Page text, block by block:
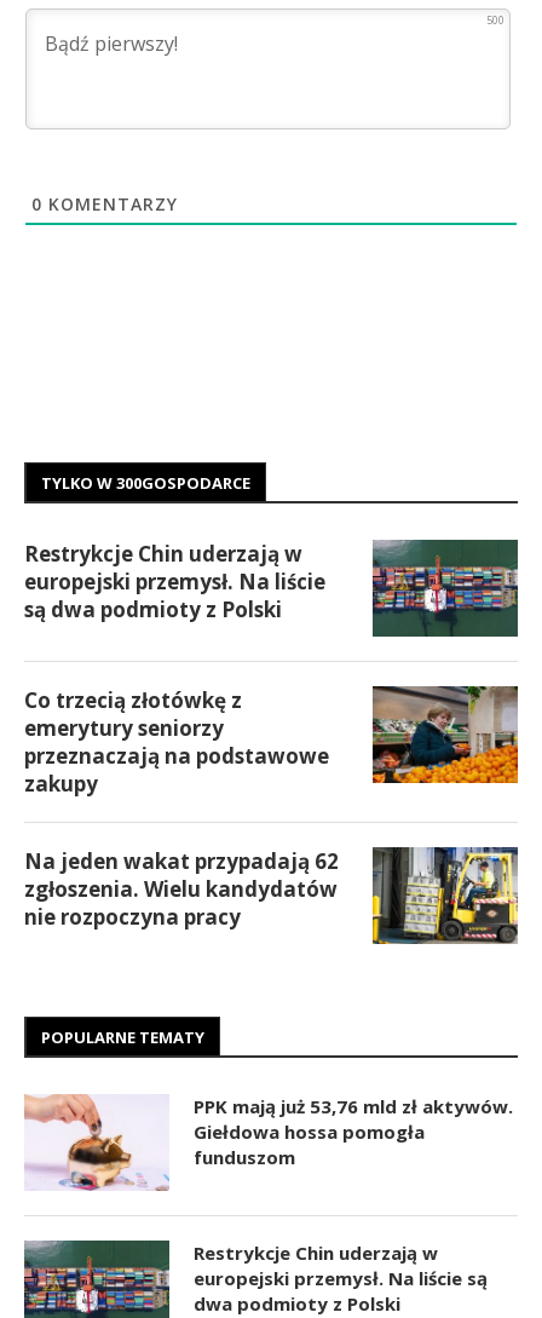
500
0 KOMENTARZY
TYLKO W 300GOSPODARCE
Restrykcje Chin uderzają w
europejski przemysł. Na liście
są dwa podmioty z Polski
Co trzecią złotówkę z
emerytury seniorzy
przeznaczają na podstawowe
zakupy
Na jeden wakat przypadają 62
zgłoszenia. Wielu kandydatów
nie rozpoczyna pracy
POPULARNE TEMATY
PPK mają już 53,76 mld zł aktywów.
Giełdowa hossa pomogła
funduszom
Restrykcje Chin uderzają w
europejski przemysł. Na liście są
dwa podmioty z Polski